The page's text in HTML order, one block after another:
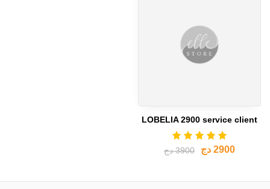
LOBELIA 2900 service client
2900 دج 3900 دج